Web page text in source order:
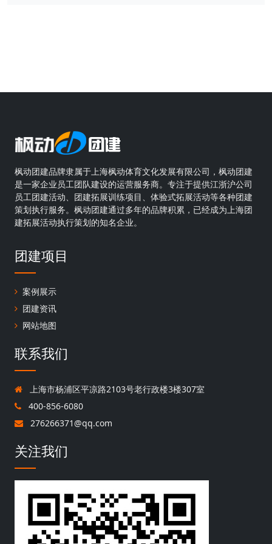
枫动团建品牌隶属于上海枫动体育文化发展有限公司，枫动团建
是一家企业员工团队建设的运营服务商。专注于提供江浙沪公司
员工团建活动、团建拓展训练项目、体验式拓展活动等各种团建
策划执行服务。枫动团建通过多年的品牌积累，已经成为上海团
建拓展活动执行策划的知名企业。
团建项目
案例展示
团建资讯
网站地图
联系我们
上海市杨浦区平凉路2103号老行政楼3楼307室
400-856-6080
276266371@qq.com
关注我们